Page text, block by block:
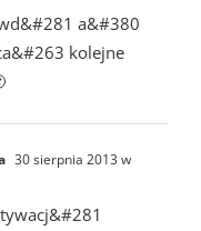
a&#380
kolejne
30 sierpnia 2013 w